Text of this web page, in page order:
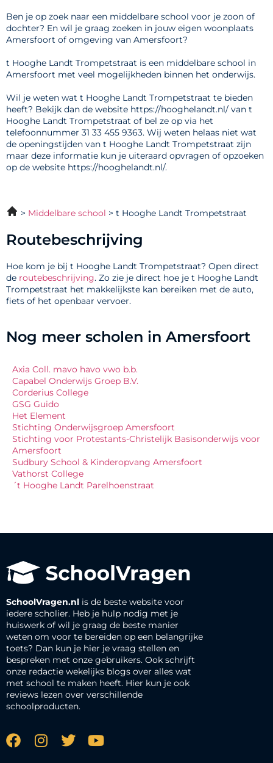
Ben je op zoek naar een middelbare school voor je zoon of
dochter? En wil je graag zoeken in jouw eigen woonplaats
Amersfoort of omgeving van Amersfoort?
t Hooghe Landt Trompetstraat is een middelbare school in
Amersfoort met veel mogelijkheden binnen het onderwijs.
Wil je weten wat t Hooghe Landt Trompetstraat te bieden
heeft? Bekijk dan de website https://hooghelandt.nl/ van t
Hooghe Landt Trompetstraat of bel ze op via het
telefoonnummer 31 33 455 9363. Wij weten helaas niet wat
de openingstijden van t Hooghe Landt Trompetstraat zijn
maar deze informatie kun je uiteraard opvragen of opzoeken
op de website https://hooghelandt.nl/.
Middelbare school t Hooghe Landt Trompetstraat
Routebeschrijving
Hoe kom je bij t Hooghe Landt Trompetstraat? Open direct
de routebeschrijving. Zo zie je direct hoe je t Hooghe Landt
Trompetstraat het makkelijkste kan bereiken met de auto,
fiets of het openbaar vervoer.
Nog meer scholen in Amersfoort
Axia Coll. mavo havo vwo b.b.
Capabel Onderwijs Groep B.V.
Corderius College
GSG Guido
Het Element
Stichting Onderwijsgroep Amersfoort
Stichting voor Protestants-Christelijk Basisonderwijs voor
Amersfoort
Sudbury School & Kinderopvang Amersfoort
Vathorst College
´t Hooghe Landt Parelhoenstraat
SchoolVragen.nl is de beste website voor
iedere scholier. Heb je hulp nodig met je
huiswerk of wil je graag de beste manier
weten om voor te bereiden op een belangrijke
toets? Dan kun je hier je vraag stellen en
bespreken met onze gebruikers. Ook schrijft
onze redactie wekelijks blogs over alles wat
met school te maken heeft. Hier kun je ook
reviews lezen over verschillende
schoolproducten.